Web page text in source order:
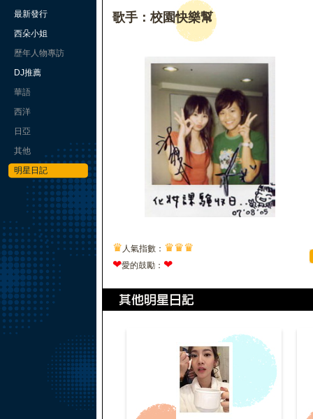
最新發行
西朵小姐
歷年人物專訪
DJ推薦
華語
西洋
日亞
其他
明星日記
歌手：校園快樂幫
♛ 人氣指數： ♛♛♛
❤愛的鼓勵： ❤